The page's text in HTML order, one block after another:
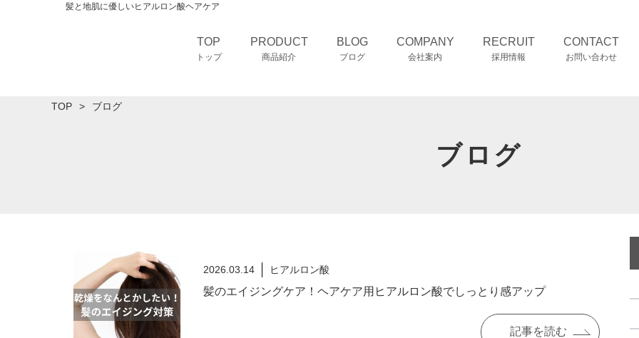
髪と地肌に優しいヒアルロン酸ヘアケア
TOP
トップ
PRODUCT
商品紹介
BLOG
ブログ
COMPANY
会社案内
RECRUIT
採用情報
CONTACT
お問い合わせ
TOP ブログ
ブログ
2026.03.14 ヒアルロン酸
髪のエイジングケア！ヘアケア用ヒアルロン酸でしっとり感アップ
記事を読む